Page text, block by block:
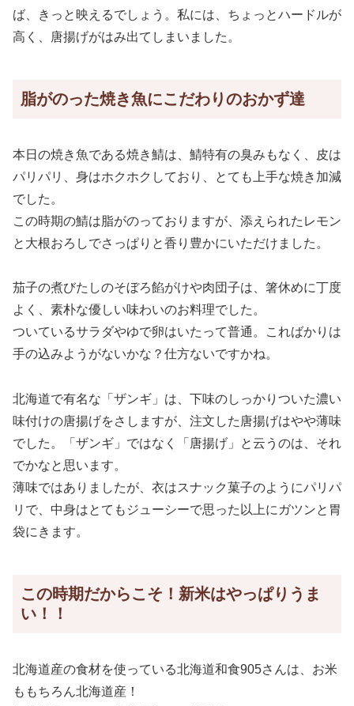
ば、きっと映えるでしょう。私には、ちょっとハードルが
高く、唐揚げがはみ出てしまいました。
脂がのった焼き魚にこだわりのおかず達
本日の焼き魚である焼き鯖は、鯖特有の臭みもなく、皮は
パリパリ、身はホクホクしており、とても上手な焼き加減
でした。
この時期の鯖は脂がのっておりますが、添えられたレモン
と大根おろしでさっぱりと香り豊かにいただけました。
茄子の煮びたしのそぼろ餡がけや肉団子は、箸休めに丁度
よく、素朴な優しい味わいのお料理でした。
ついているサラダやゆで卵はいたって普通。こればかりは
手の込みようがないかな？仕方ないですかね。
北海道で有名な「ザンギ」は、下味のしっかりついた濃い
味付けの唐揚げをさしますが、注文した唐揚げはやや薄味
でした。「ザンギ」ではなく「唐揚げ」と云うのは、それ
でかなと思います。
薄味ではありましたが、衣はスナック菓子のようにパリパ
リで、中身はとてもジューシーで思った以上にガツンと胃
袋にきます。
この時期だからこそ！新米はやっぱりうま
い！！
北海道産の食材を使っている北海道和食905さんは、お米
ももちろん北海道産！